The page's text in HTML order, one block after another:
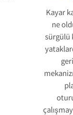
Kayar
ne
sürgülü